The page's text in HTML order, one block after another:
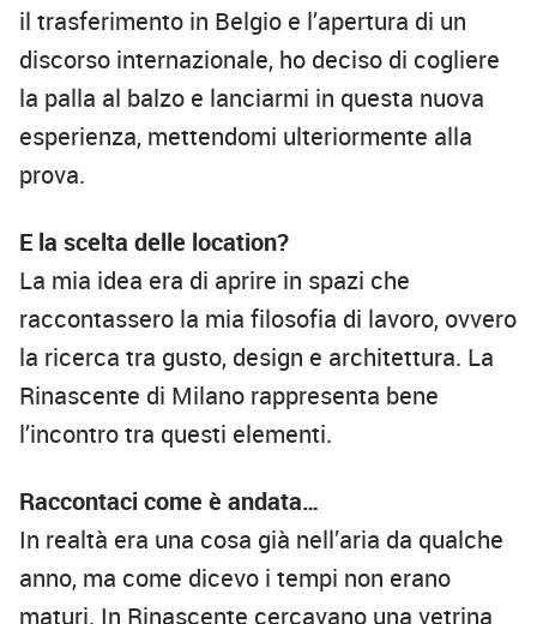
il trasferimento in Belgio e l’apertura di un
discorso internazionale, ho deciso di cogliere
la palla al balzo e lanciarmi in questa nuova
esperienza, mettendomi ulteriormente alla
prova.
E la scelta delle location?
La mia idea era di aprire in spazi che
raccontassero la mia filosofia di lavoro, ovvero
la ricerca tra gusto, design e architettura. La
Rinascente di Milano rappresenta bene
l’incontro tra questi elementi.
Raccontaci come è andata…
In realtà era una cosa già nell’aria da qualche
anno, ma come dicevo i tempi non erano
maturi. In Rinascente cercavano una vetrina